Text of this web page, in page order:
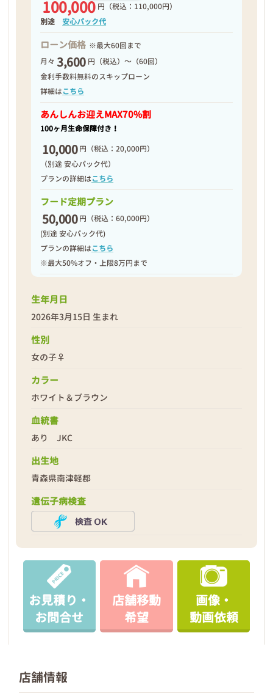
100,000 円 （税込：110,000円）
別途安心パック代
ローン価格 ※最大60回まで
月々 3,600 円（税込）～（60回）
金利手数料無料のスキップローン
詳細はこちら
あんしんお迎えMAX70%割
100ヶ月生命保障付き！
10,000 円 （税込：20,000円）
（別途 安心パック代）
プランの詳細はこちら
フード定期プラン
50,000 円 （税込：60,000円）
(別途 安心パック代)
プランの詳細はこちら
※最大50%オフ・上限8万円まで
生年月日
2026年3月15日 生まれ
性別
女の子♀
カラー
ホワイト＆ブラウン
血統書
あり JKC
出生地
青森県南津軽郡
遺伝子病検査
お見積り・
お問合せ
店舗移動
希望
画像・
動画依頼
店舗情報